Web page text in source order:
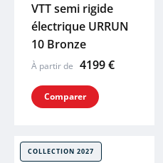
VTT semi rigide
électrique URRUN
10 Bronze
À partir de 4199 €
Comparer
COLLECTION 2027